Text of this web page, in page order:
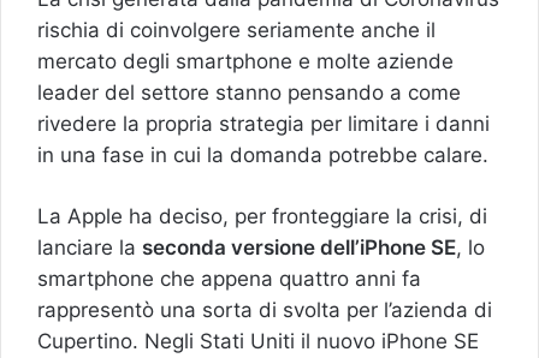
rischia di coinvolgere seriamente anche il
mercato degli smartphone e molte aziende
leader del settore stanno pensando a come
rivedere la propria strategia per limitare i danni
in una fase in cui la domanda potrebbe calare.
La Apple ha deciso, per fronteggiare la crisi, di
lanciare la seconda versione dell’iPhone SE, lo
smartphone che appena quattro anni fa
rappresentò una sorta di svolta per l’azienda di
Cupertino. Negli Stati Uniti il nuovo iPhone SE